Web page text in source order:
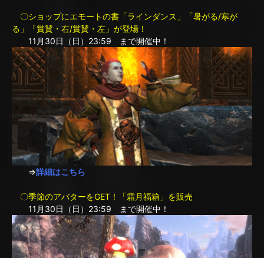
〇ショップにエモートの書「ラインダンス」「暑がる/寒が
る」「賞賛・右/賞賛・左」が登場！
11月30日（日）23:59 まで開催中！
⇒詳細はこちら
〇季節のアバターをGET！「霜月福箱」を販売
11月30日（日）23:59 まで開催中！